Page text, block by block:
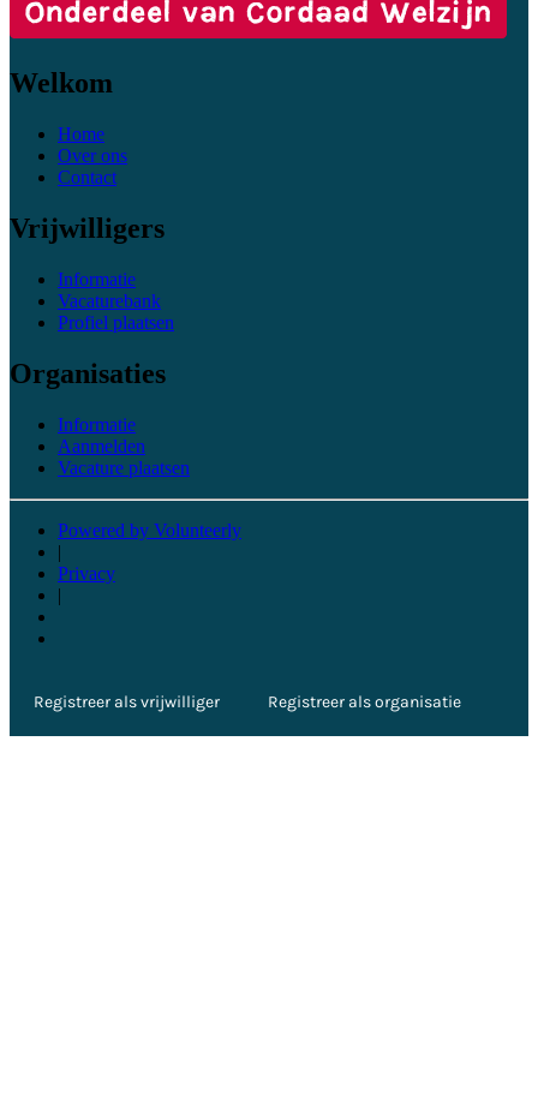
Welkom
Home
Over ons
Contact
Vrijwilligers
Informatie
Vacaturebank
Profiel plaatsen
Organisaties
Informatie
Aanmelden
Vacature plaatsen
Powered by Volunteerly
|
Privacy
|
Registreer als vrijwilliger Registreer als organisatie